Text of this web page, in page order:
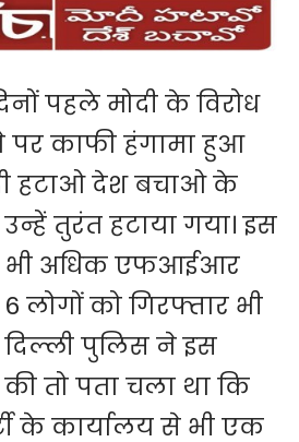
पहले मोदी के विरोध
पर काफी हंगामा हुआ
हटाओ देश बचाओ के
तुरंत हटाया गया। इस
भी अधिक एफआईआर
लोगों को गिरफ्तार भी
पुलिस ने इस
तो पता चला था कि
के कार्यालय से भी एक